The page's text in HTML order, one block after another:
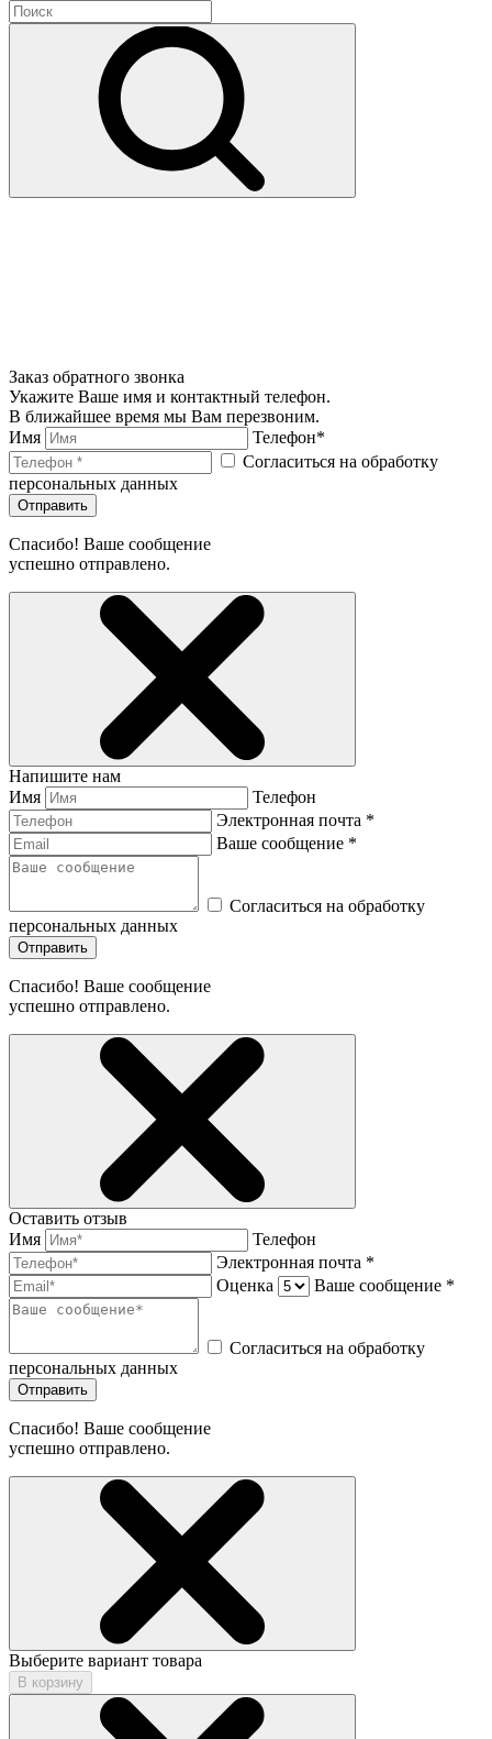
Заказ обратного звонка
Укажите Ваше имя и контактный телефон.
В ближайшее время мы Вам перезвоним.
Имя
Телефон*
Согласиться на обработку
персональных данных
Отправить
Спасибо! Ваше сообщение
успешно отправлено.
Напишите нам
Имя
Телефон
Электронная почта *
Ваше сообщение *
Согласиться на обработку
персональных данных
Отправить
Спасибо! Ваше сообщение
успешно отправлено.
Оставить отзыв
Имя
Телефон
Электронная почта *
Оценка
Ваше сообщение *
Согласиться на обработку
персональных данных
Отправить
Спасибо! Ваше сообщение
успешно отправлено.
Выберите вариант товара
В корзину